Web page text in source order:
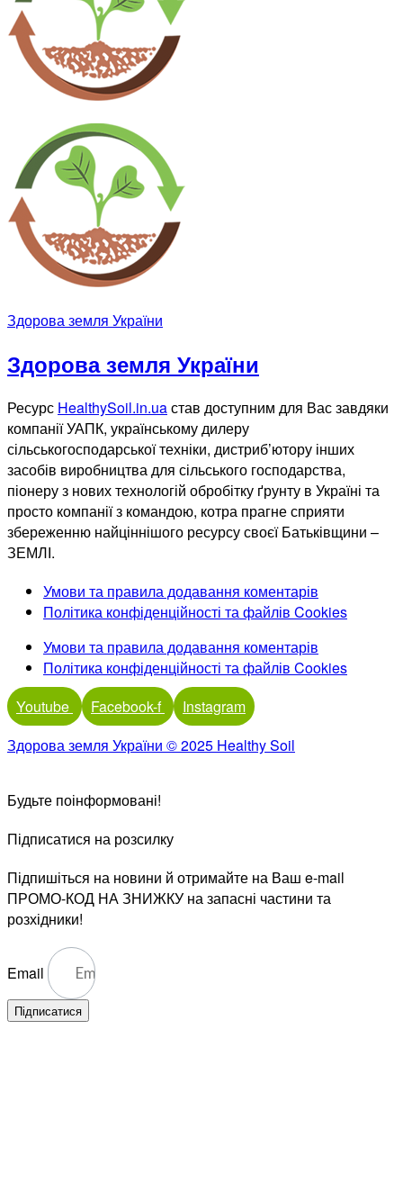
Здорова земля України
Здорова земля України
Ресурс HealthySoil.in.uaстав доступним для Вас завдяки
компанії УАПК, українському дилеру
сільськогосподарської техніки, дистриб’ютору інших
засобів виробництва для сільського господарства,
піонеру з нових технологій обробітку ґрунту в Україні та
просто компанії з командою, котра прагне сприяти
збереженню найціннішого ресурсу своєї Батьківщини –
ЗЕМЛІ.
Умови та правила додавання коментарів
Політика конфіденційності та файлів Cookies
Умови та правила додавання коментарів
Політика конфіденційності та файлів Cookies
Youtube
Facebook-f
Instagram
Здорова земля України © 2025 Healthy Soil
Будьте поінформовані!
Підписатися на розсилку
Підпишіться на новини й отримайте на Ваш e-mail
ПРОМО-КОД НА ЗНИЖКУ на запасні частини та
розхідники!
Email
Підписатися